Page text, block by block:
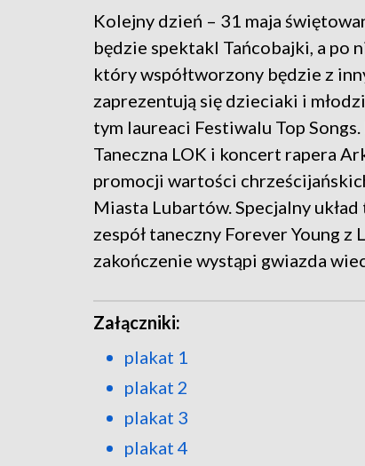
Kolejny dzień – 31 maja
będzie spektakl Tańcobajki, a po
który współtworzony będzie z
zaprezentują się dzieciaki i
tym laureaci Festiwalu Top
Taneczna LOK i koncert rapera
promocji wartości
Miasta Lubartów. Specjalny
zespół taneczny Forever Young z
zakończenie wystąpi gwiazda
Załączniki:
plakat 1
plakat 2
plakat 3
plakat 4